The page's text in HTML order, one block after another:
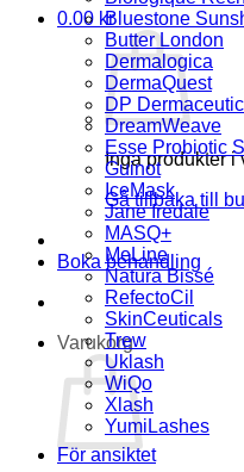
0.00 kr
Inga produkter i
Gå tillbaka till
Boka behandling
Varukorg
Bluestone
Butter London
Dermalogica
DermaQuest
DP
DreamWeave
Esse Probiotic
Guinot
IceMask
Jane Iredale
MASQ+
MeLine
Natura Bissé
RefectoCil
SkinCeuticals
Trew
Uklash
WiQo
Xlash
YumiLashes
För ansiktet